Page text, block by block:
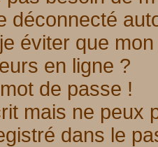
déconnecté
éviter que
en ligne ?
de passe !
mais ne peux
dans le